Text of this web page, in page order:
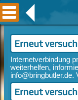
Erneut
Erneut